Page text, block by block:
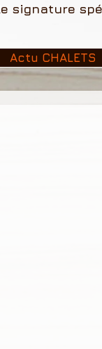
signature
Actu CHALETS